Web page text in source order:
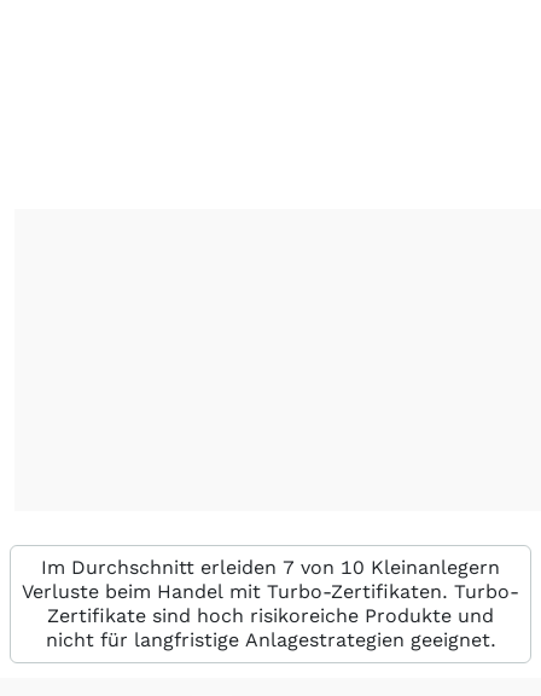
Im Durchschnitt erleiden 7 von 10 Kleinanlegern
Verluste beim Handel mit Turbo-Zertifikaten. Turbo-
Zertifikate sind hoch risikoreiche Produkte und
nicht für langfristige Anlagestrategien geeignet.